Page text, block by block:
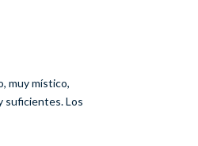
muy místico,
suficientes. Los